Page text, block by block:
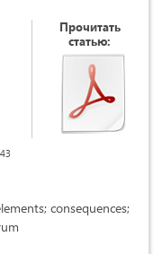
Прочитать
статью:
consequences;